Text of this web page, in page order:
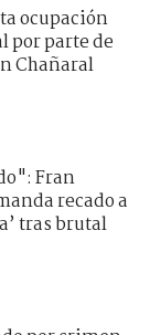
ocupación
por parte de
Chañaral
Fran
recado a
tras brutal